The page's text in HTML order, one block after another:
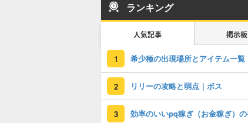
ランキング
人気記事 掲示板
1 希少種の出現場所とアイテム一覧
2 リリーの攻略と弱点｜ボス
3